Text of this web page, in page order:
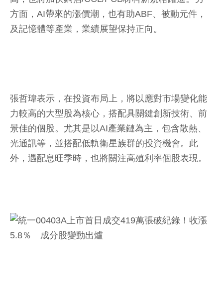
方面，AI帶來的漲價潮，也有助ABF、被動元件，
及記憶體等產業，業績展望保持正向。
張哲瑋表示，在投資布局上，將以應對市場變化能
力較高的大型股為核心，搭配具關鍵創新技術、前
景佳的個股。尤其是以AI產業鏈為主，包含散熱、
光通訊等，並搭配低軌衛星族群的投資機會。此
外，遇配息旺季時，也將關注高殖利率個股表現。